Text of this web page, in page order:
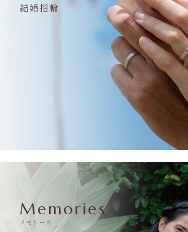
結婚指輪
Memories
メモリーズ